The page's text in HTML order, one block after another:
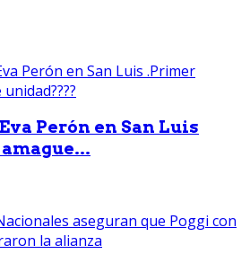
Perón en San Luis